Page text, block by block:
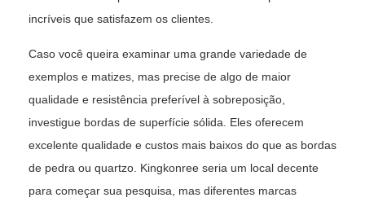
incríveis que satisfazem os clientes.
Caso você queira examinar uma grande variedade de
exemplos e matizes, mas precise de algo de maior
qualidade e resistência preferível à sobreposição,
investigue bordas de superfície sólida. Eles oferecem
excelente qualidade e custos mais baixos do que as bordas
de pedra ou quartzo. Kingkonree seria um local decente
para começar sua pesquisa, mas diferentes marcas